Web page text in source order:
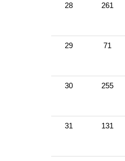
28 261
29 71
30 255
31 131